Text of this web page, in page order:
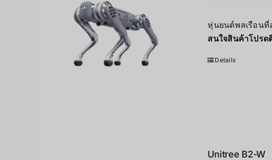
หุ่นยนต์พลเรือน
สนใจสินค้าโปรด
Details
Unitree B2-W